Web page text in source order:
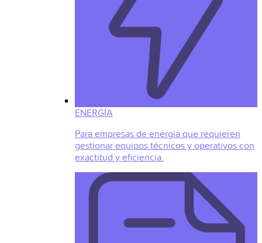
ENERGÍA
Para empresas de energía que requieren
gestionar equipos técnicos y operativos con
exactitud y eficiencia.